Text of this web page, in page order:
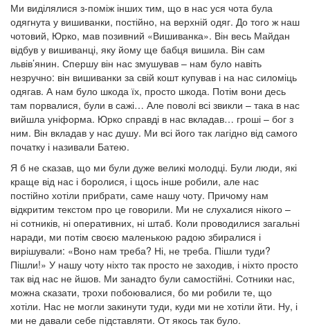
Ми виділялися з-поміж інших тим, що в нас уся чота була
одягнута у вишиванки, постійно, на верхній одяг. До того ж наш
чотовий, Юрко, мав позивний «Вишиванка». Він весь Майдан
відбув у вишиванці, яку йому ще бабця вишила. Він сам
львів’янин. Спершу він нас змушував – нам було навіть
незручно: він вишиванки за свій кошт купував і на нас силоміць
одягав. А нам було шкода їх, просто шкода. Потім вони десь
там порвалися, були в сажі… Але поволі всі звикли – така в нас
вийшла уніформа. Юрко справді в нас вкладав… гроші – бог з
ним. Він вкладав у нас душу. Ми всі його так лагідно від самого
початку і називали Батею.
Я б не сказав, що ми були дуже великі молодці. Були люди, які
краще від нас і боролися, і щось інше робили, але нас
постійно хотіли прибрати, саме нашу чоту. Причому нам
відкритим текстом про це говорили. Ми не слухалися нікого –
ні сотників, ні оперативних, ні штаб. Коли проводилися загальні
наради, ми потім своєю маленькою радою збиралися і
вирішували: «Воно нам треба? Ні, не треба. Пішли туди?
Пішли!» У нашу чоту ніхто так просто не заходив, і ніхто просто
так від нас не йшов. Ми занадто були самостійні. Сотники нас,
можна сказати, трохи побоювалися, бо ми робили те, що
хотіли. Нас не могли закинути туди, куди ми не хотіли йти. Ну, і
ми не давали себе підставляти. От якось так було.